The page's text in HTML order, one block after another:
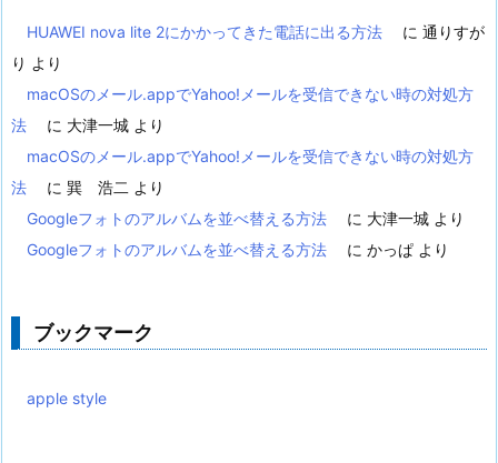
HUAWEI nova lite 2にかかってきた電話に出る方法 に 通りすが
り より
macOSのメール.appでYahoo!メールを受信できない時の対処方
法
に 大津一城 より
macOSのメール.appでYahoo!メールを受信できない時の対処方
法
に 巽 浩二 より
Googleフォトのアルバムを並べ替える方法
に 大津一城 より
Googleフォトのアルバムを並べ替える方法
に かっぱ より
ブックマーク
apple style